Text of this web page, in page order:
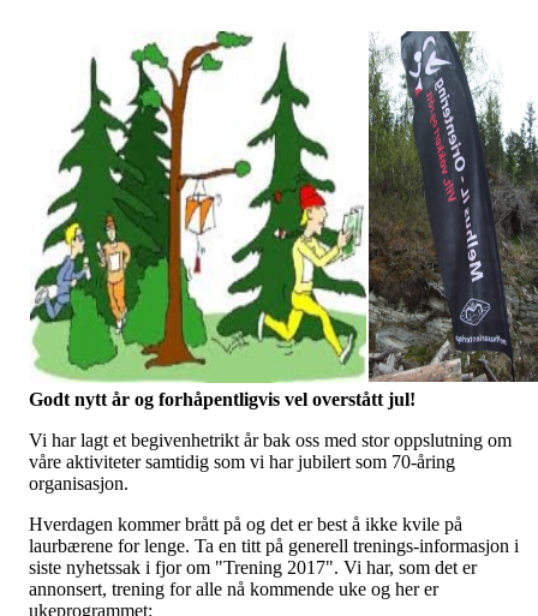
Godt nytt år og forhåpentligvis vel overstått jul!
Vi har lagt et begivenhetrikt år bak oss med stor oppslutning om
våre aktiviteter samtidig som vi har jubilert som 70-åring
organisasjon.
Hverdagen kommer brått på og det er best å ikke kvile på
laurbærene for lenge. Ta en titt på generell trenings-informasjon i
siste nyhetssak i fjor om "Trening 2017". Vi har, som det er
annonsert, trening for alle nå kommende uke og her er
ukeprogrammet: